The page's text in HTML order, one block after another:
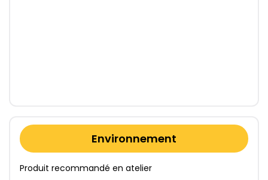
Environnement
Produit recommandé en atelier